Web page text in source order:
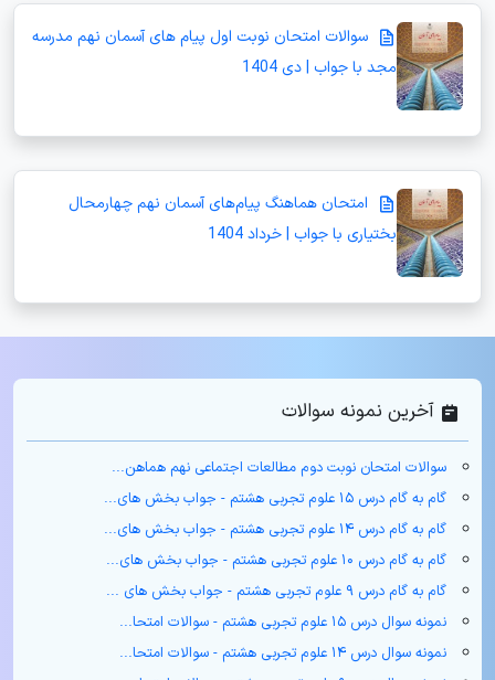
سوالات امتحان نوبت اول پیام های آسمان نهم مدرسه
مجد با جواب | دی 1404
امتحان هماهنگ پیام‌های آسمان نهم چهارمحال
بختیاری با جواب | خرداد 1404
آخرین نمونه سوالات
سوالات امتحان نوبت دوم مطالعات اجتماعی نهم هماهن...
گام به گام درس ۱۵ علوم تجربی هشتم - جواب بخش های...
گام به گام درس ۱۴ علوم تجربی هشتم - جواب بخش های...
گام به گام درس ۱۰ علوم تجربی هشتم - جواب بخش های...
گام به گام درس ۹ علوم تجربی هشتم - جواب بخش های ...
نمونه سوال درس ۱۵ علوم تجربی هشتم - سوالات امتحا...
نمونه سوال درس ۱۴ علوم تجربی هشتم - سوالات امتحا...